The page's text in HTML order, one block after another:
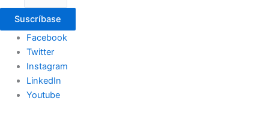
Suscríbase
Facebook
Twitter
Instagram
LinkedIn
Youtube